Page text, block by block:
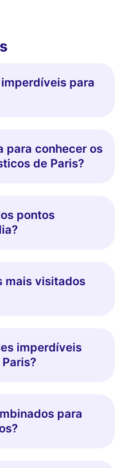
para
para conhecer os
de Paris?
pontos
mais visitados
imperdíveis
para